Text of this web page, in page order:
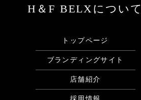
H＆F BELXについて
トップページ
ブランディングサイト
店舗紹介